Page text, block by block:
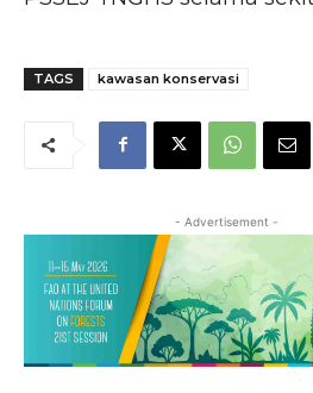
TAGS kawasan konservasi
- Advertisement -